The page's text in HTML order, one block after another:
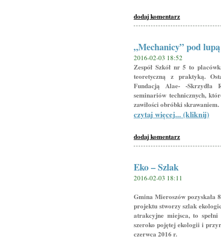
dodaj komentarz
„Mechanicy” pod
2016-02-03 18:52
Zespół Szkół nr 5 to
teoretyczną z praktyką.
Fundacją Alae- -Skrzydła
seminariów technicznych,
zawiłości obróbki skrawaniem.
czytaj więcej... (kliknij)
dodaj komentarz
Eko – Szlak
2016-02-03 18:11
Gmina Mieroszów pozyskała
projektu stworzy szlak
atrakcyjne miejsca, to
szeroko pojętej ekologii i
czerwca 2016 r.